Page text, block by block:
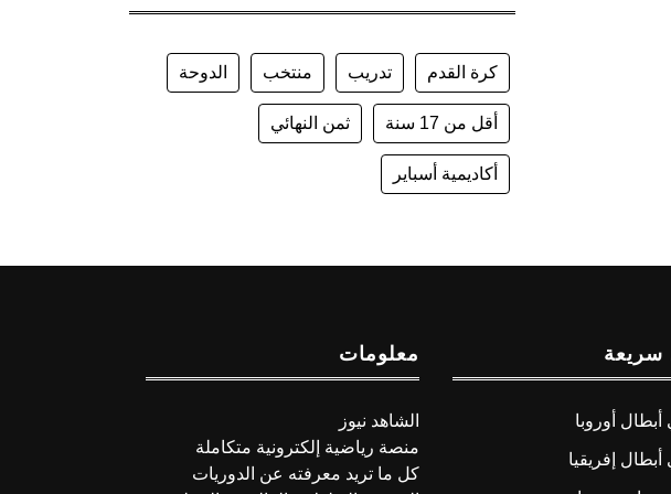
كرة القدم تدريب منتخب الدوحة
أقل من 17 سنة ثمن النهائي
أكاديمية أسباير
سريعة
أوروبا
إفريقيا
معلومات
الشاهد نيوز
منصة رياضية إلكترونية متكاملة
كل ما تريد معرفته عن الدوريات